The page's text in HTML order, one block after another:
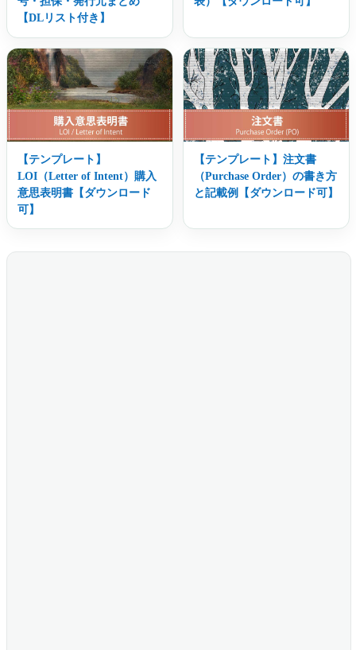
【DLリスト付き】
【テンプレート】
LOI（Letter of Intent）購入
意思表明書【ダウンロード
可】
【テンプレート】注文書
（Purchase Order）の書き方
と記載例【ダウンロード可】